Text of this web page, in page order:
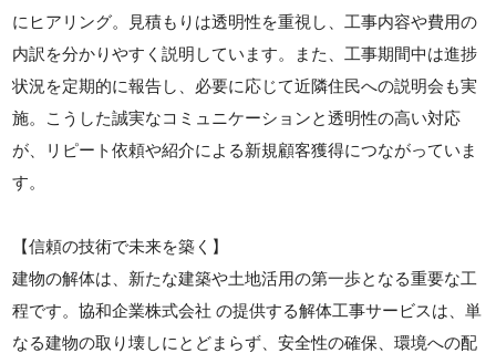
にヒアリング。見積もりは透明性を重視し、工事内容や費用の
内訳を分かりやすく説明しています。また、工事期間中は進捗
状況を定期的に報告し、必要に応じて近隣住民への説明会も実
施。こうした誠実なコミュニケーションと透明性の高い対応
が、リピート依頼や紹介による新規顧客獲得につながっていま
す。
【信頼の技術で未来を築く】
建物の解体は、新たな建築や土地活用の第一歩となる重要な工
程です。協和企業株式会社 の提供する解体工事サービスは、単
なる建物の取り壊しにとどまらず、安全性の確保、環境への配